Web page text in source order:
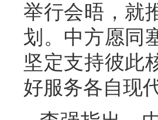
举行会晤，就
划。中方愿同
坚定支持彼此
好服务各自现